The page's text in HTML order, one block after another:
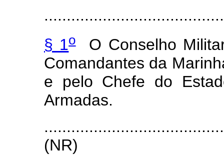
§ 1oO Conselho
Comandantes da
e pelo Chefe do
Armadas.
(NR)